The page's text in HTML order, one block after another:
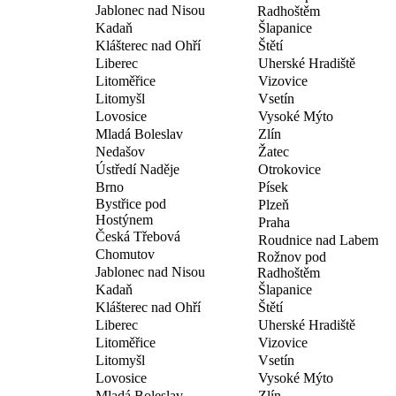
Jablonec nad Nisou
Kadaň
Klášterec nad Ohří
Liberec
Litoměřice
Litomyšl
Lovosice
Mladá Boleslav
Nedašov
Radhoštěm
Šlapanice
Štětí
Uherské Hradiště
Vizovice
Vsetín
Vysoké Mýto
Zlín
Žatec
Ústředí Naděje
Brno
Bystřice pod
Hostýnem
Česká Třebová
Chomutov
Jablonec nad Nisou
Kadaň
Klášterec nad Ohří
Liberec
Litoměřice
Litomyšl
Lovosice
Otrokovice
Písek
Plzeň
Praha
Roudnice nad Labem
Rožnov pod
Radhoštěm
Šlapanice
Štětí
Uherské Hradiště
Vizovice
Vsetín
Vysoké Mýto